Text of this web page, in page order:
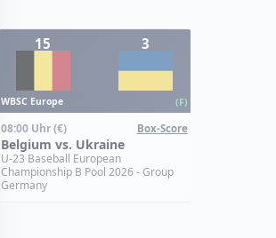
15 3
WBSC Europe (F)
08:00 Uhr(€) Box-Score
Belgium vs. Ukraine
U-23 Baseball European
Championship B Pool 2026 - Group
Germany